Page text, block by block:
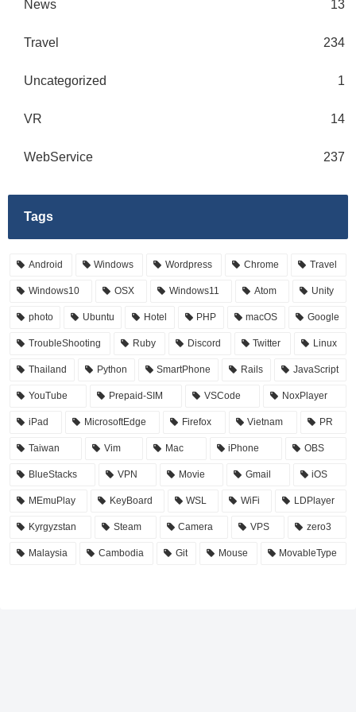
News 13
Travel 234
Uncategorized 1
VR 14
WebService 237
Tags
Android Windows Wordpress Chrome Travel
Windows10 OSX Windows11 Atom Unity
photo Ubuntu Hotel PHP macOS Google
TroubleShooting Ruby Discord Twitter Linux
Thailand Python SmartPhone Rails JavaScript
YouTube Prepaid-SIM VSCode NoxPlayer
iPad MicrosoftEdge Firefox Vietnam PR
Taiwan Vim Mac iPhone OBS
BlueStacks VPN Movie Gmail iOS
MEmuPlay KeyBoard WSL WiFi LDPlayer
Kyrgyzstan Steam Camera VPS zero3
Malaysia Cambodia Git Mouse MovableType